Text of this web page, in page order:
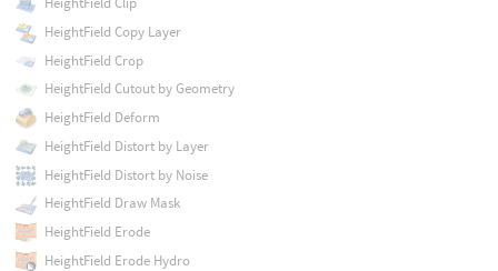
HeightField Copy Layer
HeightField Crop
HeightField Cutout by Geometry
HeightField Deform
HeightField Distort by Layer
HeightField Distort by Noise
HeightField Draw Mask
HeightField Erode
HeightField Erode Hydro